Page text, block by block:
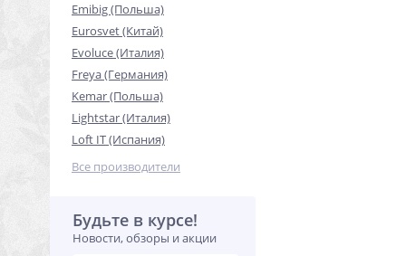
Emibig (Польша)
Eurosvet (Китай)
Evoluce (Италия)
Freya (Германия)
Kemar (Польша)
Lightstar (Италия)
Loft IT (Испания)
Все производители
Будьте в курсе!
Новости, обзоры и акции